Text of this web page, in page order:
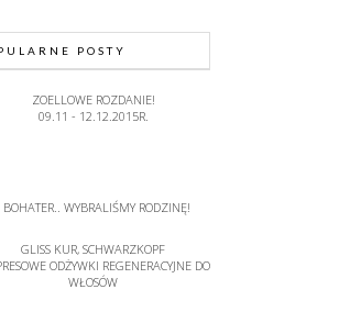
POSTY
ZOELLOWE ROZDANIE!
09.11 - 12.12.2015R.
WYBRALIŚMY RODZINĘ!
GLISS KUR, SCHWARZKOPF
ODŻYWKI REGENERACYJNE DO
WŁOSÓW